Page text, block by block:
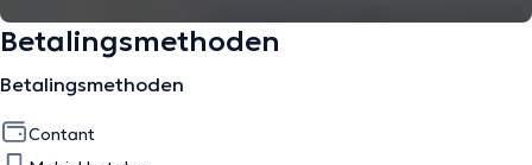
Betalingsmethoden
Betalingsmethoden
Contant